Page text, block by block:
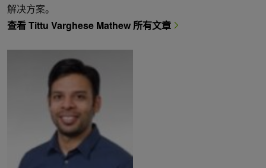
解决方案。
查看 Tittu Varghese Mathew 所有文章